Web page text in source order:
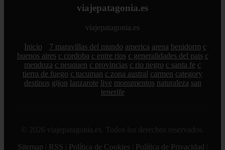
viajepatagonia.es
viajepatagonia.es
Inicio 7 maravillas del mundo america arena benidorm c
buenos aires c cordoba c entre rios c generalidades del pais c
mendoza c neuquen c provincias c rio negro c santa fe c
tierra de fuego c tucuman c zona austral carmen category
destinos gijon lanzarote live monumentos naturaleza san
tenerife
© 2026 viajepatagonia.es. Todos los derechos reservados.
Sitemap
RSS Política de Cookies Política de Privacidad